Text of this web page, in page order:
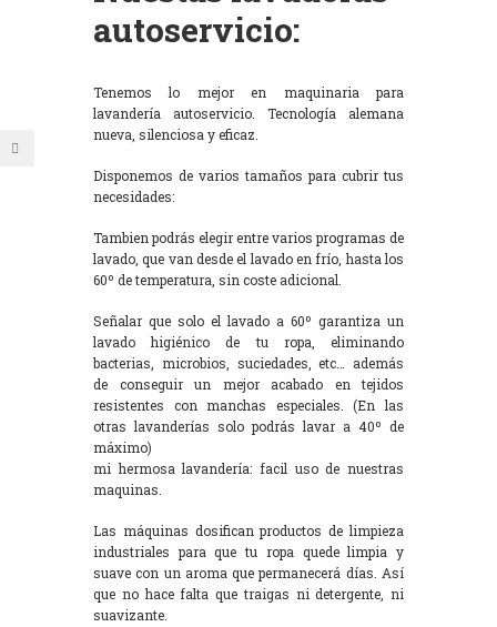
autoservicio:
Tenemos lo mejor en maquinaria para
lavandería autoservicio. Tecnología alemana
nueva, silenciosa y eficaz.
Disponemos de varios tamaños para cubrir tus
necesidades:
Tambien podrás elegir entre varios programas de
lavado, que van desde el lavado en frío, hasta los
60º de temperatura, sin coste adicional.
Señalar que solo el lavado a 60º garantiza un
lavado higiénico de tu ropa, eliminando
bacterias, microbios, suciedades, etc… además
de conseguir un mejor acabado en tejidos
resistentes con manchas especiales. (En las
otras lavanderías solo podrás lavar a 40º de
máximo)
mi hermosa lavandería: facil uso de nuestras
maquinas.
Las máquinas dosifican productos de limpieza
industriales para que tu ropa quede limpia y
suave con un aroma que permanecerá días. Así
que no hace falta que traigas ni detergente, ni
suavizante.